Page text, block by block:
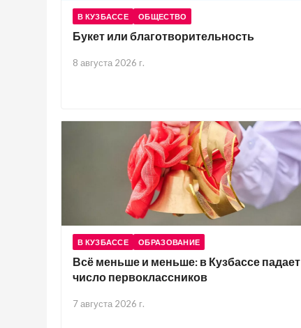
В КУЗБАССЕ ОБЩЕСТВО
Букет или благотворительность
8 августа 2026 г.
В КУЗБАССЕ ОБРАЗОВАНИЕ
Всё меньше и меньше: в Кузбассе падает
число первоклассников
7 августа 2026 г.